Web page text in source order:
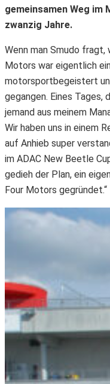
gemeinsamen Weg
zwanzig Jahre.
Wenn man Smudo fragt,
Motors war eigentlich
motorsportbegeistert
gegangen. Eines Tages,
jemand aus meinem
Wir haben uns in einem
auf Anhieb super
im ADAC New Beetle
gedieh der Plan, ein
Four Motors gegründet.“